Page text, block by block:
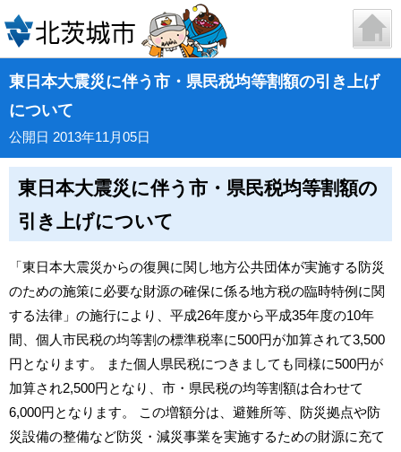
東日本大震災に伴う市・県民税均等割額の引き上げ
について
公開日 2013年11月05日
東日本大震災に伴う市・県民税均等割額の
引き上げについて
「東日本大震災からの復興に関し地方公共団体が実施する防災
のための施策に必要な財源の確保に係る地方税の臨時特例に関
する法律」の施行により、平成26年度から平成35年度の10年
間、個人市民税の均等割の標準税率に500円が加算されて3,500
円となります。 また個人県民税につきましても同様に500円が
加算され2,500円となり、市・県民税の均等割額は合わせて
6,000円となります。 この増額分は、避難所等、防災拠点や防
災設備の整備など防災・減災事業を実施するための財源に充て